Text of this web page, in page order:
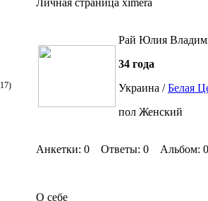
Личная страница ximera
Рай Юлия
34 года
Украина /Белая
пол Женский
Анкетки: 0 Ответы: 0 Альбом:
О себе